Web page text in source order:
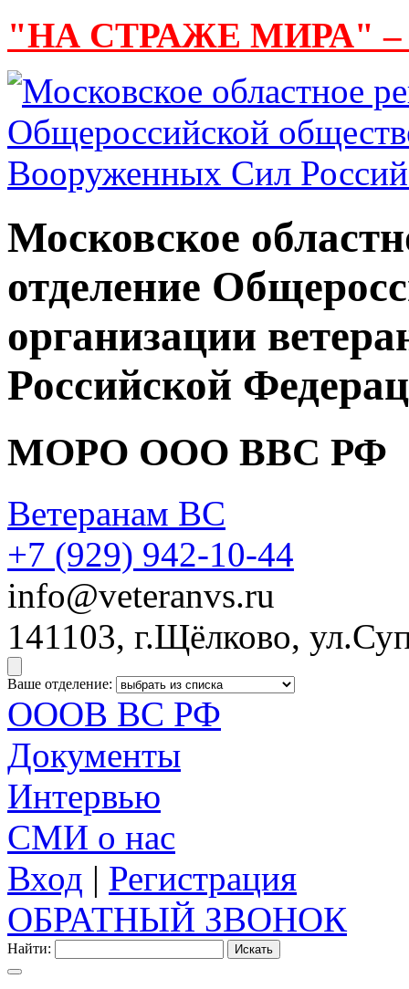
"НА СТРАЖЕ МИРА"
Московское
отделение
организации
Российской
МОРО ООО ВВС РФ
Ветеранам ВС
+7 (929) 942-10-44
info@veteranvs.ru
141103, г.Щёлково,
Ваше отделение:
ОООВ ВС РФ
Документы
Интервью
СМИ о нас
Вход | Регистрация
ОБРАТНЫЙ ЗВОНОК
Найти: